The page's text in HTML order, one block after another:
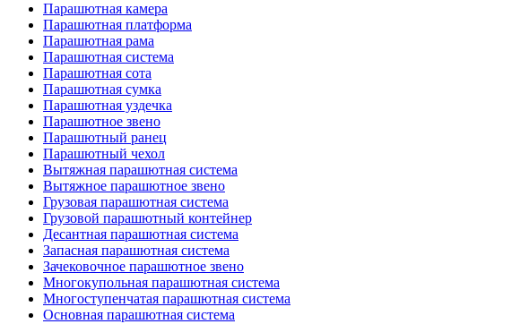
Парашютная камера
Парашютная платформа
Парашютная рама
Парашютная система
Парашютная сота
Парашютная сумка
Парашютная уздечка
Парашютное звено
Парашютный ранец
Парашютный чехол
Вытяжная парашютная система
Вытяжное парашютное звено
Грузовая парашютная система
Грузовой парашютный контейнер
Десантная парашютная система
Запасная парашютная система
Зачековочное парашютное звено
Многокупольная парашютная система
Многоступенчатая парашютная система
Основная парашютная система